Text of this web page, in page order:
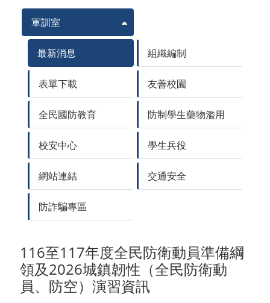
軍訓室
最新消息 組織編制
表單下載 友善校園
全民國防教育 防制學生藥物濫用
校安中心 學生兵役
網站連結 交通安全
防詐騙專區
116至117年度全民防衛動員準備綱
領及2026城鎮韌性（全民防衛動
員、防空）演習資訊